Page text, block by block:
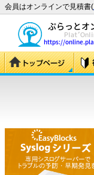
会員はオンラインで見積書(